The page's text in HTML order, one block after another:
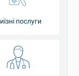
послуги